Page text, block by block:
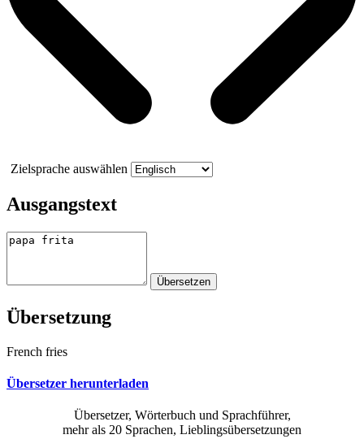
Zielsprache auswählen
Ausgangstext
Übersetzung
French fries
Übersetzer herunterladen
Übersetzer, Wörterbuch und Sprachführer,
mehr als 20 Sprachen, Lieblingsübersetzungen